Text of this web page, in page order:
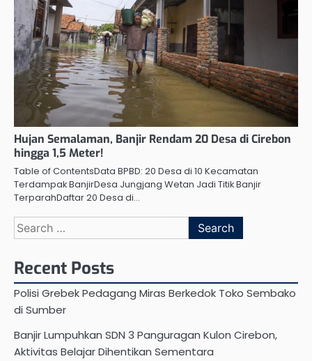
Hujan Semalaman, Banjir Rendam 20 Desa di Cirebon
hingga 1,5 Meter!
Table of ContentsData BPBD: 20 Desa di 10 Kecamatan
Terdampak BanjirDesa Jungjang Wetan Jadi Titik Banjir
TerparahDaftar 20 Desa di…
Search
for:
Recent Posts
Polisi Grebek Pedagang Miras Berkedok Toko Sembako
di Sumber
Banjir Lumpuhkan SDN 3 Panguragan Kulon Cirebon,
Aktivitas Belajar Dihentikan Sementara